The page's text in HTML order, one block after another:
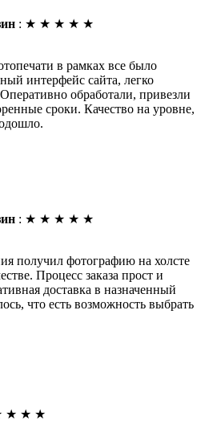
: ★ ★ ★ ★ ★
в рамках все было
интерфейс сайта, легко
обработали, привезли
сроки. Качество на уровне,
: ★ ★ ★ ★ ★
получил фотографию на холсте
Процесс заказа прост и
доставка в назначенный
что есть возможность выбрать
★ ★ ★